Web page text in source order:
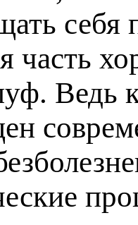
себя
часть
Ведь